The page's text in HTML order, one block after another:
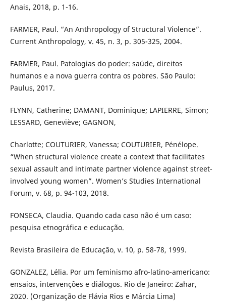
Anais, 2018, p. 1-16.
FARMER, Paul. “An Anthropology of Structural Violence”.
Current Anthropology, v. 45, n. 3, p. 305-325, 2004.
FARMER, Paul. Patologias do poder: saúde, direitos
humanos e a nova guerra contra os pobres. São Paulo:
Paulus, 2017.
FLYNN, Catherine; DAMANT, Dominique; LAPIERRE, Simon;
LESSARD, Geneviève; GAGNON,
Charlotte; COUTURIER, Vanessa; COUTURIER, Pénélope.
“When structural violence create a context that facilitates
sexual assault and intimate partner violence against street-
involved young women”. Women’s Studies International
Forum, v. 68, p. 94-103, 2018.
FONSECA, Claudia. Quando cada caso não é um caso:
pesquisa etnográfica e educação.
Revista Brasileira de Educação, v. 10, p. 58-78, 1999.
GONZALEZ, Lélia. Por um feminismo afro-latino-americano:
ensaios, intervenções e diálogos. Rio de Janeiro: Zahar,
2020. (Organização de Flávia Rios e Márcia Lima)